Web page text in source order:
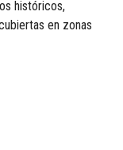
históricos,
en zonas